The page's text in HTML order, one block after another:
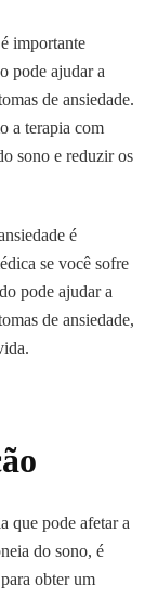
importante
pode ajudar a
de ansiedade.
a terapia com
sono e reduzir os
é
se você sofre
pode ajudar a
de ansiedade,
que pode afetar a
do sono, é
obter um